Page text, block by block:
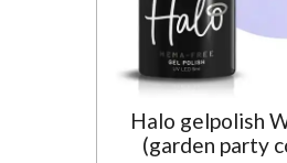
Halo gelpolish
(garden party